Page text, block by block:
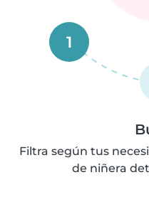
1
Filtra según tus
de niñera